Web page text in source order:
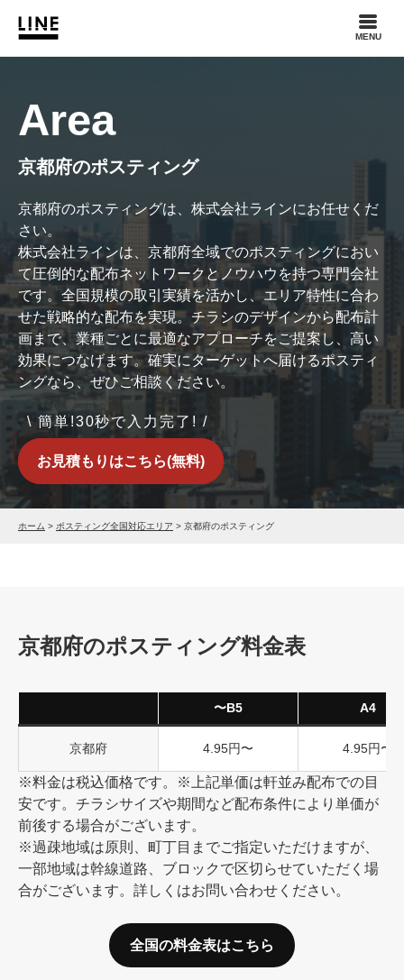
MENU
Area
京都府のポスティング
京都府のポスティングは、株式会社ラインにお任せくだ
さい。
株式会社ラインは、京都府全域でのポスティングにおい
て圧倒的な配布ネットワークとノウハウを持つ専門会社
です。全国規模の取引実績を活かし、エリア特性に合わ
せた戦略的な配布を実現。チラシのデザインから配布計
画まで、業種ごとに最適なアプローチをご提案し、高い
効果につなげます。確実にターゲットへ届けるポスティ
ングなら、ぜひご相談ください。
\ 簡単!30秒で入力完了! /
お見積もりはこちら(無料)
ホーム > ポスティング全国対応エリア > 京都府のポスティング
京都府のポスティング料金表
〜B5 A4
京都府 4.95円〜 4.95円〜
※料金は税込価格です。※上記単価は軒並み配布での目
安です。チラシサイズや期間など配布条件により単価が
前後する場合がございます。
※過疎地域は原則、町丁目までご指定いただけますが、
一部地域は幹線道路、ブロックで区切らせていただく場
合がございます。詳しくはお問い合わせください。
全国の料金表はこちら